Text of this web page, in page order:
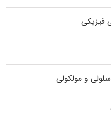
فیزیکی
و مولکولی